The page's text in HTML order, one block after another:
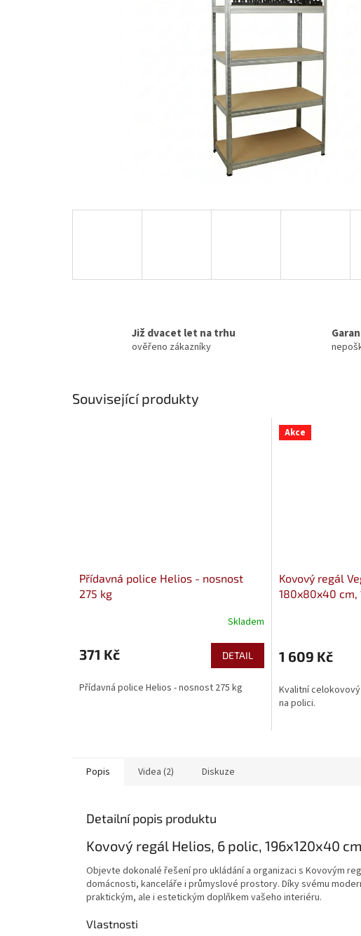
Již dvacet let na trhu
ověřeno zákazníky
Související produkty
Přídavná police Helios - nosnost
275 kg
Skladem
371 Kč DETAIL
Přídavná police Helios - nosnost 275 kg
Akce
Kovový regál
180x80x40 cm,
1 609 Kč
Kvalitní
na polici.
Popis Videa (2) Diskuze
Detailní popis produktu
Kovový regál Helios, 6 polic, 196x120x40
Objevte dokonalé řešení pro ukládání a organizaci s Kovovým
domácnosti, kanceláře i průmyslové prostory. Díky svému
praktickým, ale i estetickým doplňkem vašeho interiéru.
Vlastnosti